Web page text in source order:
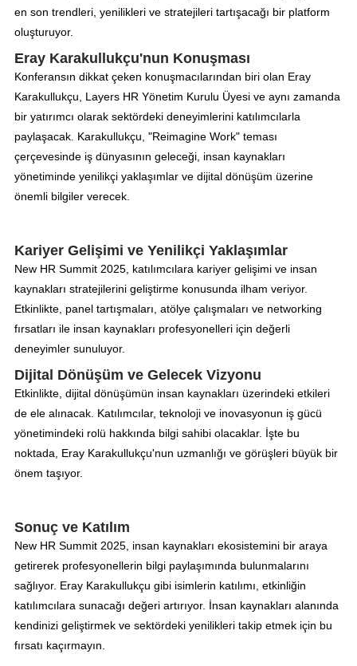
en son trendleri, yenilikleri ve stratejileri tartışacağı bir platform
oluşturuyor.
Eray Karakullukçu'nun Konuşması
Konferansın dikkat çeken konuşmacılarından biri olan Eray
Karakullukçu, Layers HR Yönetim Kurulu Üyesi ve aynı zamanda
bir yatırımcı olarak sektördeki deneyimlerini katılımcılarla
paylaşacak. Karakullukçu, "Reimagine Work" teması
çerçevesinde iş dünyasının geleceği, insan kaynakları
yönetiminde yenilikçi yaklaşımlar ve dijital dönüşüm üzerine
önemli bilgiler verecek.
Kariyer Gelişimi ve Yenilikçi Yaklaşımlar
New HR Summit 2025, katılımcılara kariyer gelişimi ve insan
kaynakları stratejilerini geliştirme konusunda ilham veriyor.
Etkinlikte, panel tartışmaları, atölye çalışmaları ve networking
fırsatları ile insan kaynakları profesyonelleri için değerli
deneyimler sunuluyor.
Dijital Dönüşüm ve Gelecek Vizyonu
Etkinlikte, dijital dönüşümün insan kaynakları üzerindeki etkileri
de ele alınacak. Katılımcılar, teknoloji ve inovasyonun iş gücü
yönetimindeki rolü hakkında bilgi sahibi olacaklar. İşte bu
noktada, Eray Karakullukçu'nun uzmanlığı ve görüşleri büyük bir
önem taşıyor.
Sonuç ve Katılım
New HR Summit 2025, insan kaynakları ekosistemini bir araya
getirerek profesyonellerin bilgi paylaşımında bulunmalarını
sağlıyor. Eray Karakullukçu gibi isimlerin katılımı, etkinliğin
katılımcılara sunacağı değeri artırıyor. İnsan kaynakları alanında
kendinizi geliştirmek ve sektördeki yenilikleri takip etmek için bu
fırsatı kaçırmayın.